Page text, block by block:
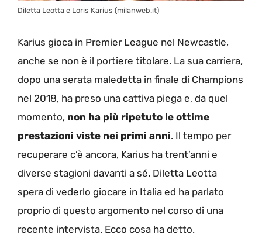
Diletta Leotta e Loris Karius (milanweb.it)
Karius gioca in Premier League nel Newcastle,
anche se non è il portiere titolare. La sua carriera,
dopo una serata maledetta in finale di Champions
nel 2018, ha preso una cattiva piega e, da quel
momento, non ha più ripetuto le ottime
prestazioni viste nei primi anni. Il tempo per
recuperare c’è ancora, Karius ha trent’anni e
diverse stagioni davanti a sé. Diletta Leotta
spera di vederlo giocare in Italia ed ha parlato
proprio di questo argomento nel corso di una
recente intervista. Ecco cosa ha detto.